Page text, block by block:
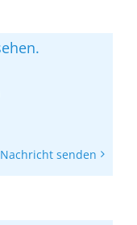
Nachricht senden